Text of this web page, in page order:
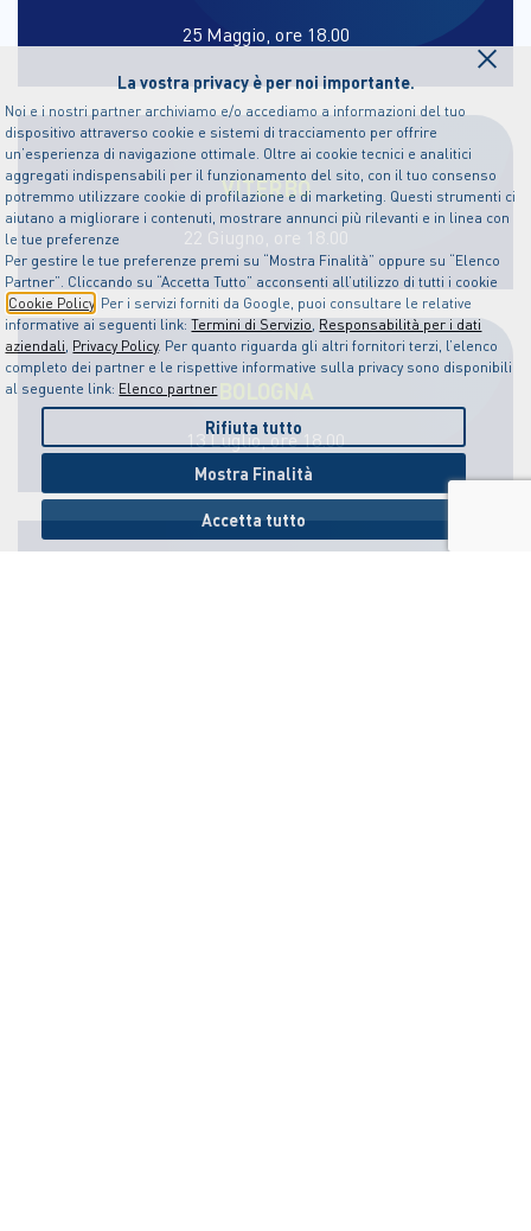
La vostra privacy è per noi importante.
Noi e i nostri partner archiviamo e/o accediamo a informazioni del tuo
dispositivo attraverso cookie e sistemi di tracciamento per offrire
un’esperienza di navigazione ottimale. Oltre ai cookie tecnici e analitici
aggregati indispensabili per il funzionamento del sito, con il tuo consenso
potremmo utilizzare cookie di profilazione e di marketing. Questi strumenti ci
aiutano a migliorare i contenuti, mostrare annunci più rilevanti e in linea con
le tue preferenze
Per gestire le tue preferenze premi su “Mostra Finalità” oppure su “Elenco
Partner”. Cliccando su “Accetta Tutto” acconsenti all’utilizzo di tutti i cookie
Cookie Policy . Per i servizi forniti da Google, puoi consultare le relative
informative ai seguenti link:Termini di Servizio, Responsabilità per i dati
aziendali, Privacy Policy. Per quanto riguarda gli altri fornitori terzi, l’elenco
completo dei partner e le rispettive informative sulla privacy sono disponibili
al seguente link: Elenco partner
×
Rifiuta tutto
Mostra Finalità
Accetta tutto
25 Maggio, ore 18.00
VITERBO
22 Giugno, ore 18.00
BOLOGNA
13 Luglio, ore 18.00